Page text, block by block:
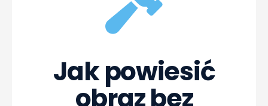
Jak powiesić
obraz bez